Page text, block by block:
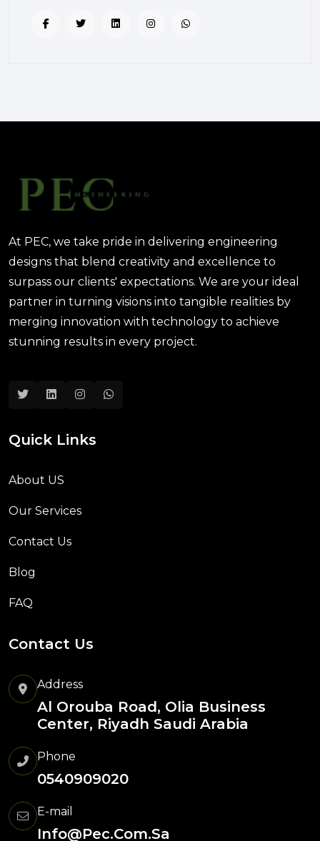
المعمارية: كيف تختصر PEC الوقت
للمستخدم؟
At PEC, we take pride in delivering engineering
designs that blend creativity and excellence to
surpass our clients' expectations. We are your ideal
partner in turning visions into tangible realities by
merging innovation with technology to achieve
stunning results in every project.
Quick Links
About US
Our Services
Contact Us
Blog
FAQ
Contact Us
Address
Al Orouba Road, Olia Business
Center, Riyadh Saudi Arabia
Phone
0540909020
E-mail
Info@pec.com.sa